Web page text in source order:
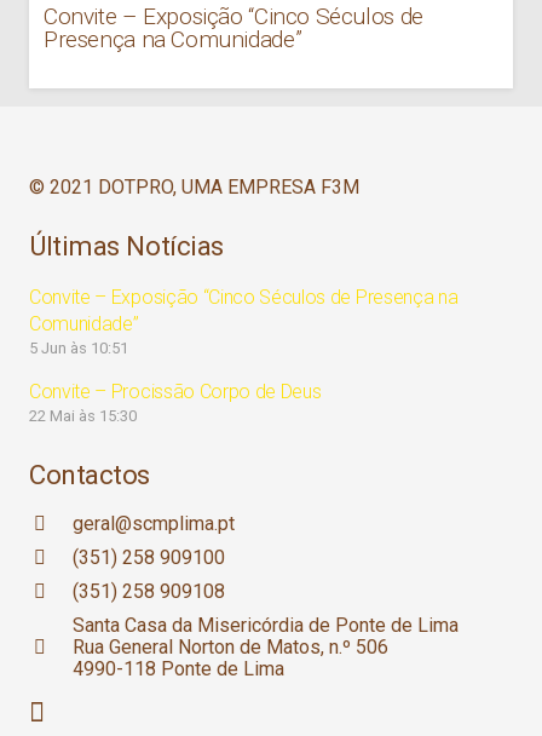
Convite – Exposição “Cinco Séculos de
Presença na Comunidade”
© 2021 DOTPRO, UMA EMPRESA F3M
Últimas Notícias
Convite – Exposição “Cinco Séculos de Presença na
Comunidade”
5 Jun às 10:51
Convite – Procissão Corpo de Deus
22 Mai às 15:30
Contactos
geral@scmplima.pt
(351) 258 909100
(351) 258 909108
Santa Casa da Misericórdia de Ponte de Lima
Rua General Norton de Matos, n.º 506
4990-118 Ponte de Lima